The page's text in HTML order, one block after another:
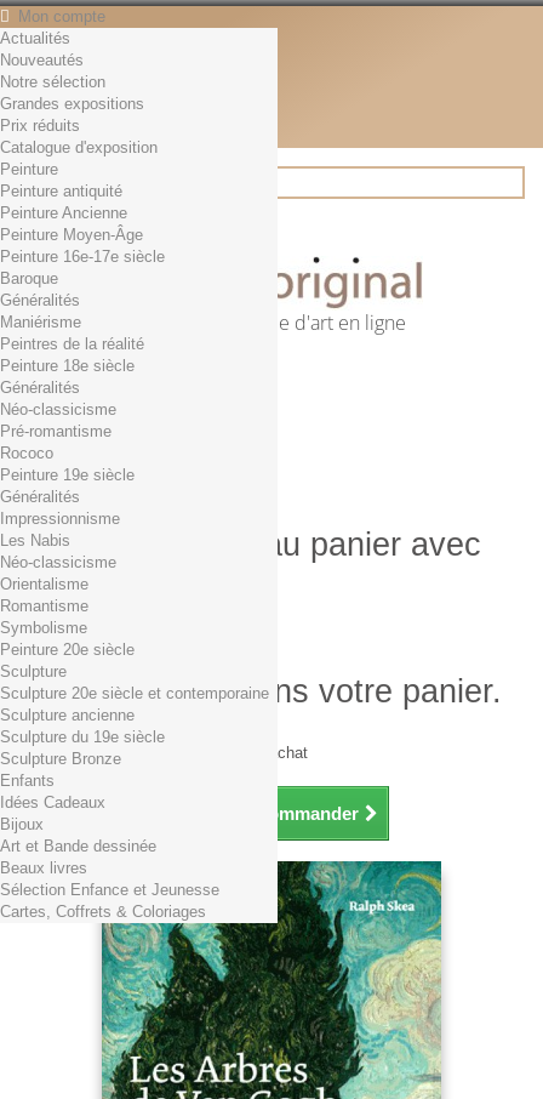
Mon compte
Contact
Français
English
Français
Actualités
Rechercher
Première librairie d'art en ligne
Panier (vide)
Aucun produit
0,01€ dès 29€ d'achat
0,00 € Total
Commander
Produit ajouté au panier avec
succès
Quantité
Total
Il y a 1 produit dans votre panier.
Total produits TTC
Frais de port TTC
0,01€ dès 29€ d'achat
Total TTC
Continuer mes achats Commander
Actualités
Nouveautés
Notre sélection
Grandes expositions
Prix réduits
Catalogue d'exposition
Peinture
Peinture antiquité
Peinture Ancienne
Peinture Moyen-Âge
Peinture 16e-17e siècle
Baroque
Généralités
Maniérisme
Peintres de la réalité
Peinture 18e siècle
Généralités
Néo-classicisme
Pré-romantisme
Rococo
Peinture 19e siècle
Généralités
Impressionnisme
Les Nabis
Néo-classicisme
Orientalisme
Romantisme
Symbolisme
Peinture 20e siècle
Sculpture
Sculpture 20e siècle et contemporaine
Sculpture ancienne
Sculpture du 19e siècle
Sculpture Bronze
Enfants
Idées Cadeaux
Bijoux
Art et Bande dessinée
Beaux livres
Sélection Enfance et Jeunesse
Cartes, Coffrets & Coloriages